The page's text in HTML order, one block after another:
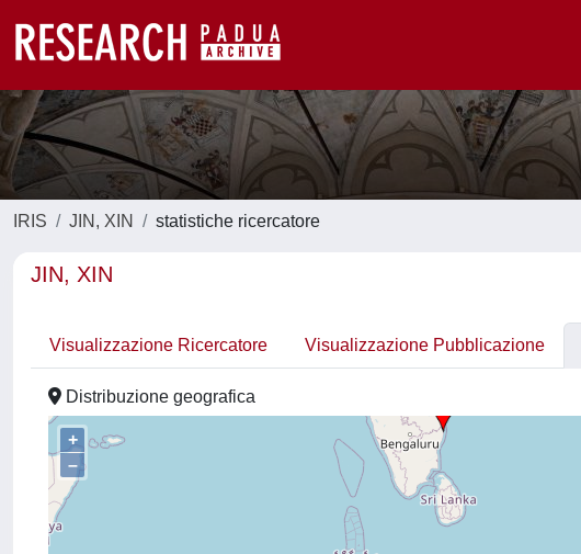
IRIS JIN, XIN statistiche ricercatore
JIN, XIN
Visualizzazione Ricercatore Visualizzazione Pubblicazione
Distribuzione geografica
+
–